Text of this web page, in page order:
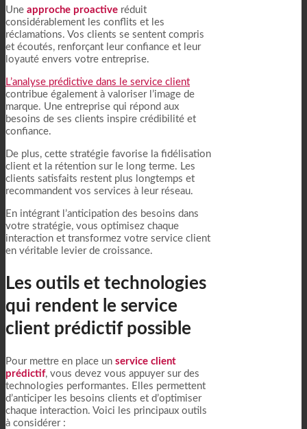
Une approche proactive réduit
considérablement les conflits et les
réclamations. Vos clients se sentent compris
et écoutés, renforçant leur confiance et leur
loyauté envers votre entreprise.
L’analyse prédictive dans le service client
contribue également à valoriser l’image de
marque. Une entreprise qui répond aux
besoins de ses clients inspire crédibilité et
confiance.
De plus, cette stratégie favorise la fidélisation
client et la rétention sur le long terme. Les
clients satisfaits restent plus longtemps et
recommandent vos services à leur réseau.
En intégrant l’anticipation des besoins dans
votre stratégie, vous optimisez chaque
interaction et transformez votre service client
en véritable levier de croissance.
Les outils et technologies
qui rendent le service
client prédictif possible
Pour mettre en place un service client
prédictif, vous devez vous appuyer sur des
technologies performantes. Elles permettent
d’anticiper les besoins clients et d’optimiser
chaque interaction. Voici les principaux outils
à considérer :